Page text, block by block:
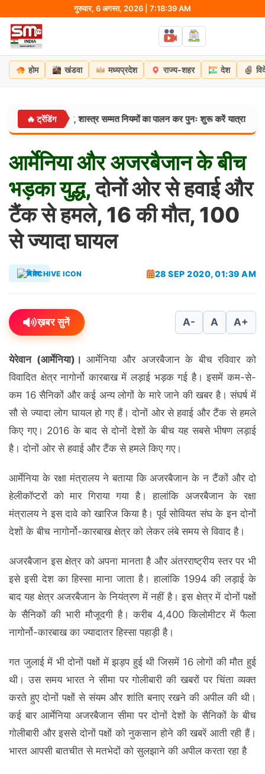
content
गुरुवार, 6 अगस्त, 2026 | 7:18:40 AM
होम खंडवा मध्यप्रदेश राज्य-शहर देश
🔥 ट्रेंडिंग
हों भयभीत, शास्त्र सम्मत नियमों का पालन कर पुनः शुरू करें यात्रा
आर्मेनियाऔर अजरबैजानकेबीच
भड़कायुद्ध,दोनों ओर से हवाई और
टैंक से हमले, 16 की मौत, 100
से ज्‍यादा घायल
विदेश 28 SEP 2020, 01:39 AM
ख़बर सुनें A- A A+
येरेवान (आर्मेनिया)।आर्मेनिया और अजरबैजान के बीच रविवार को
विवादित क्षेत्र नागोर्नो कारबाख में लड़ाई भड़क गई है। इसमें कम-से-
कम 16 सैनिकों और कई अन्य लोगों के मारे जाने की खबर है। संघर्ष में
सौ से ज्यादा लोग घायल हो गए हैं। दोनों ओर से हवाई और टैंक से हमले
किए गए। 2016 के बाद से दोनों देशों के बीच यह सबसे भीषण लड़ाई
है। दोनों ओर से हवाई और टैंक से हमले किए गए।
आर्मेनिया के रक्षा मंत्रालय ने बताया कि अजरबैजान के न टैंकों और दो
हेलीकॉप्टरों को मार गिराया गया है। हालांकि अजरबैजान के रक्षा
मंत्रालय ने इस दावे को खारिज किया है। पूर्व सोवियत संघ के इन दोनों
देशों के बीच नागोर्नो-कारबाख क्षेत्र को लेकर लंबे समय से विवाद है।
अजरबैजान इस क्षेत्र को अपना मानता है और अंतरराष्ट्रीय स्तर पर भी
इसे इसी देश का हिस्सा माना जाता है। हालांकि 1994 की लड़ाई के
बाद यह क्षेत्र अजरबैजान के नियंत्रण में नहीं है। इस क्षेत्र में दोनों पक्षों
के सैनिकों की भारी मौजूदगी है। करीब 4,400 किलोमीटर में फैला
नागोर्नो-कारबाख का ज्यादातर हिस्सा पहाड़ी है।
गत जुलाई में भी दोनों पक्षों में झड़प हुई थी जिसमें 16 लोगों की मौत हुई
थी। उस समय भारत ने सीमा पर गोलीबारी की खबरों पर चिंता व्यक्त
करते हुए दोनों पक्षों से संयम और शांति बनाए रखने की अपील की थी।
कई बार आर्मेनिया अजरबैजान सीमा पर दोनों देशों के सैनिकों के बीच
गोलीबारी और इससे दोनों पक्षों को नुकसान होने की खबरें आती रही हैं।
भारत आपसी बातचीत से मतभेदों को सुलझाने की अपील करता रहा है